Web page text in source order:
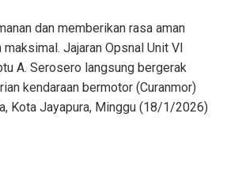
dan memberikan rasa aman
Jajaran Opsnal Unit VI
A. Serosero langsung bergerak
kendaraan bermotor (Curanmor)
Kota Jayapura, Minggu (18/1/2026)